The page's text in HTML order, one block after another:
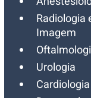
Radiologia
Imagem
Urologia
Cardiologia